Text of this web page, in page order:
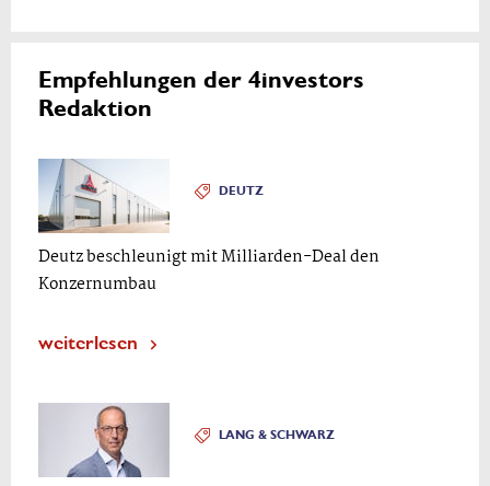
Empfehlungen der 4investors
Redaktion
DEUTZ
Deutz beschleunigt mit Milliarden-Deal den
Konzernumbau
weiterlesen
LANG & SCHWARZ